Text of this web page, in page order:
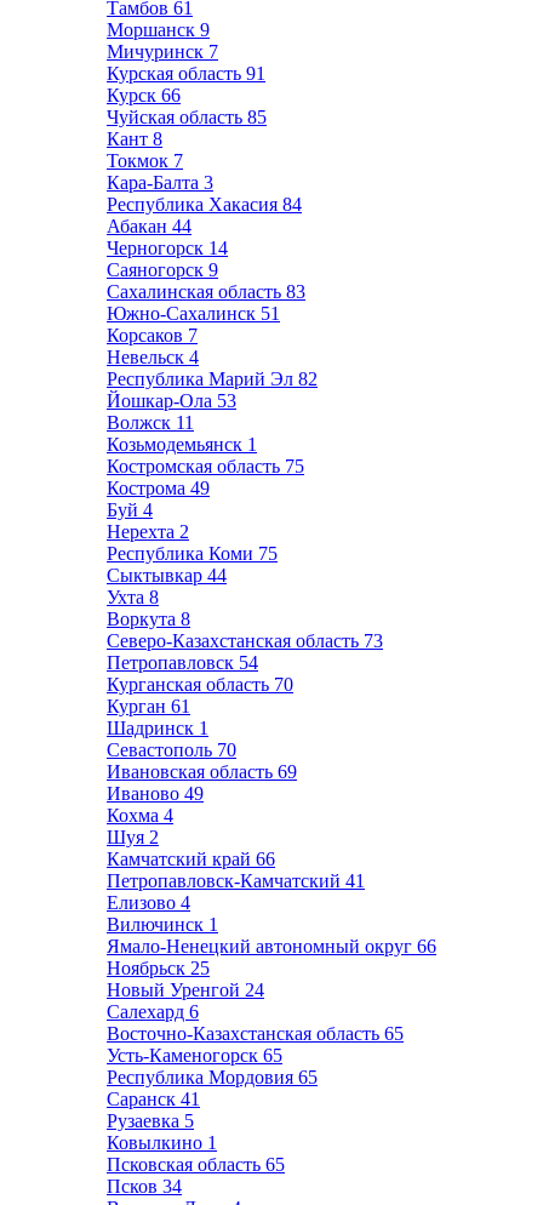
Тамбов 61
Моршанск 9
Мичуринск 7
Курская область 91
Курск 66
Чуйская область 85
Кант 8
Токмок 7
Кара-Балта 3
Республика Хакасия 84
Абакан 44
Черногорск 14
Саяногорск 9
Сахалинская область 83
Южно-Сахалинск 51
Корсаков 7
Невельск 4
Республика Марий Эл 82
Йошкар-Ола 53
Волжск 11
Козьмодемьянск 1
Костромская область 75
Кострома 49
Буй 4
Нерехта 2
Республика Коми 75
Сыктывкар 44
Ухта 8
Воркута 8
Северо-Казахстанская область 73
Петропавловск 54
Курганская область 70
Курган 61
Шадринск 1
Севастополь 70
Ивановская область 69
Иваново 49
Кохма 4
Шуя 2
Камчатский край 66
Петропавловск-Камчатский 41
Елизово 4
Вилючинск 1
Ямало-Ненецкий автономный округ 66
Ноябрьск 25
Новый Уренгой 24
Салехард 6
Восточно-Казахстанская область 65
Усть-Каменогорск 65
Республика Мордовия 65
Саранск 41
Рузаевка 5
Ковылкино 1
Псковская область 65
Псков 34